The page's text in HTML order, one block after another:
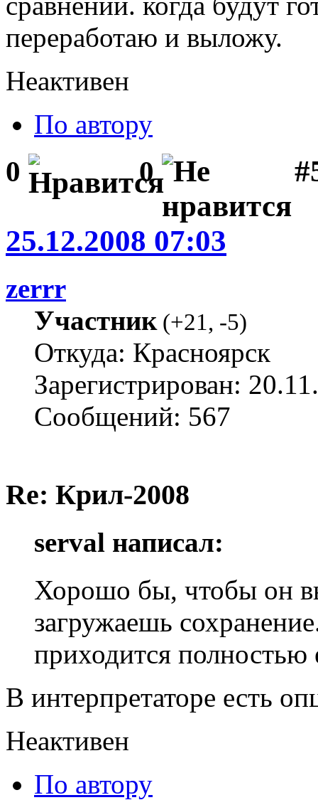
переработаю и выложу.
Неактивен
По автору
0 0
25.12.2008 07:03
zerrr
Участник(+21, -5)
Откуда: Красноярск
Зарегистрирован:
Сообщений: 567
Re: Крил-2008
serval написал:
Хорошо бы, чтобы он
загружаешь
приходится полностью
В интерпретаторе есть
Неактивен
По автору